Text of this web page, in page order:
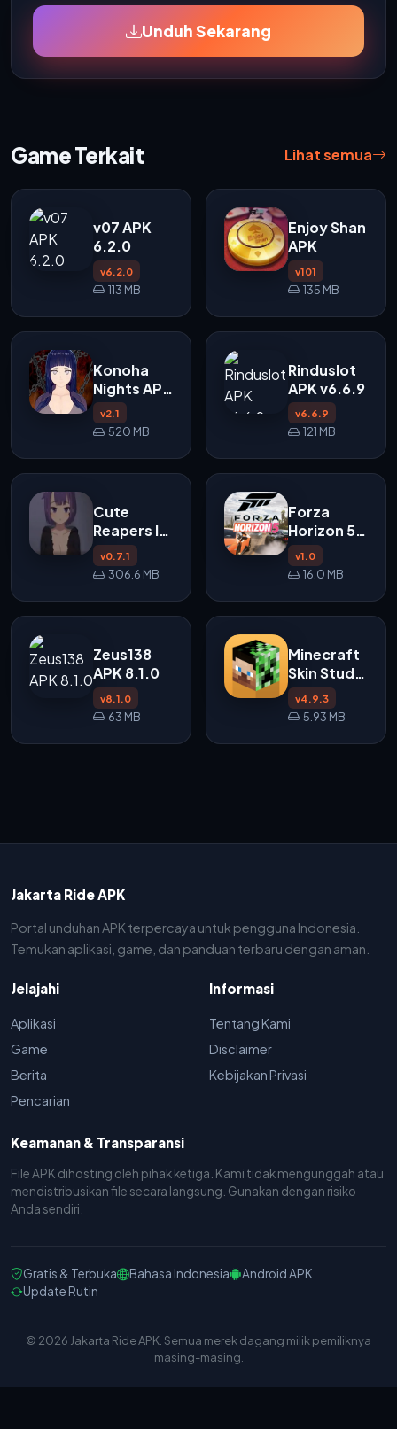
Unduh Sekarang
Game Terkait Lihat semua
v07 APK
6.2.0
v6.2.0
113 MB
Enjoy Shan
APK
v101
135 MB
Konoha
Nights APK
v2.1
v2.1
520 MB
Rinduslot
APK v6.6.9
v6.6.9
121 MB
Cute
Reapers In
My Room
APK
v0.7.1
306.6 MB
Forza
Horizon 5
APK
v1.0
16.0 MB
Zeus138
APK 8.1.0
v8.1.0
63 MB
Minecraft
Skin Studio
APK
v4.9.3
5.93 MB
Jakarta Ride APK
Portal unduhan APK terpercaya untuk pengguna Indonesia.
Temukan aplikasi, game, dan panduan terbaru dengan aman.
Jelajahi
Aplikasi
Game
Berita
Pencarian
Informasi
Tentang Kami
Disclaimer
Kebijakan Privasi
Keamanan & Transparansi
File APK dihosting oleh pihak ketiga. Kami tidak mengunggah atau
mendistribusikan file secara langsung. Gunakan dengan risiko
Anda sendiri.
Gratis & Terbuka Bahasa Indonesia
Android APK
Update Rutin
© 2026 Jakarta Ride APK. Semua merek dagang milik pemiliknya
masing-masing.